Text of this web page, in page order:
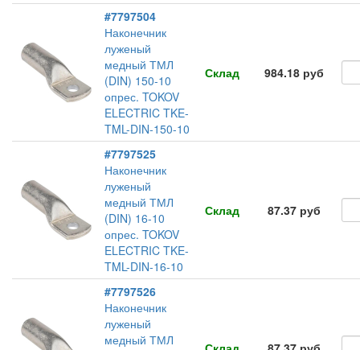
#7797504
Наконечник
луженый
медный ТМЛ
(DIN) 150-10
опрес. TOKOV
ELECTRIC TKE-
TML-DIN-150-10
Склад 984.18 руб
#7797525
Наконечник
луженый
медный ТМЛ
(DIN) 16-10
опрес. TOKOV
ELECTRIC TKE-
TML-DIN-16-10
Склад 87.37 руб
#7797526
Наконечник
луженый
медный ТМЛ